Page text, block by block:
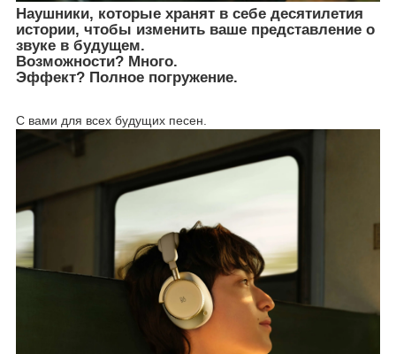
Наушники, которые хранят в себе десятилетия
истории, чтобы изменить ваше представление о
звуке в будущем.
Возможности? Много.
Эффект? Полное погружение.
С вами для всех будущих песен.